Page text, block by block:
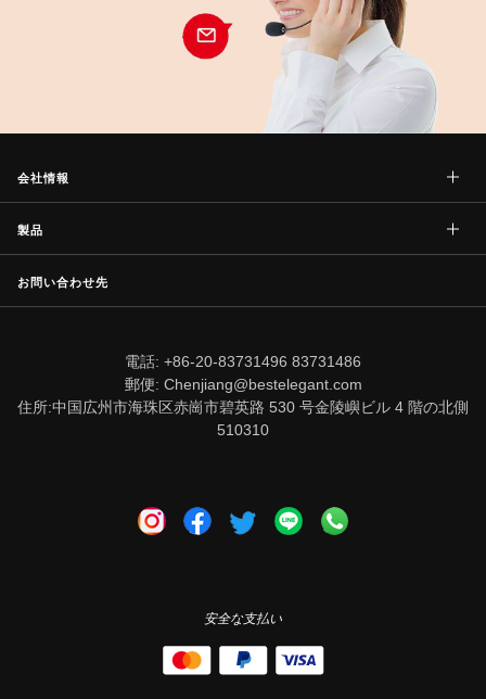
会社情報
製品
お問い合わせ先
電話: +86-20-83731496 83731486
郵便: Chenjiang@bestelegant.com
住所:中国広州市海珠区赤崗市碧英路 530 号金陵嶼ビル 4 階の北側
510310
安全な支払い